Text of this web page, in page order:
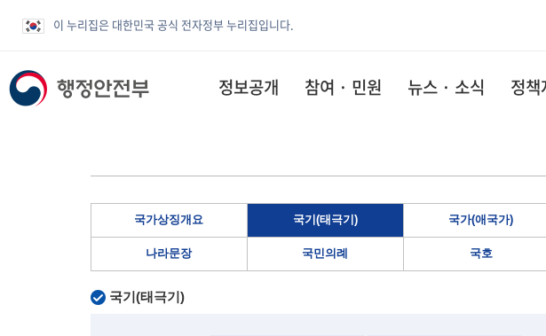
이 누리집은 대한민국 공식 전자정부 누리집입니다.
정보공개 참여 · 민원 뉴스 · 소식 정책
국가상징개요 국기(태극기) 국가(애국가)
나라문장 국민의례 국호
국기(태극기)